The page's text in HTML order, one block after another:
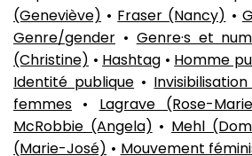
(Geneviève) • Fraser (Nancy) •
Genre/gender • Genre·s et
(Christine) • Hashtag • Homme
Identité publique •
femmes • Lagrave (Rose-
McRobbie (Angela) • Mehl
(Marie-José) • Mouvement